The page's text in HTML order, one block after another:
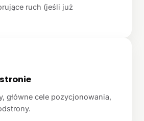
ruch (jeśli już
główne cele pozycjonowania,